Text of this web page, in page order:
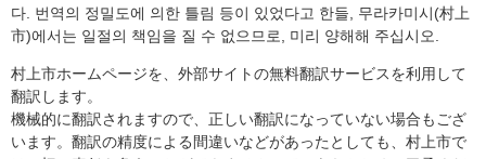
다. 번역의 정밀도에 의한 틀림 등이 있었다고 한들, 무라카미시(村上
市)에서는 일절의 책임을 질 수 없으므로, 미리 양해해 주십시오.
村上市ホームページを、外部サイトの無料翻訳サービスを利用して
翻訳します。
機械的に翻訳されますので、正しい翻訳になっていない場合もござ
います。翻訳の精度による間違いなどがあったとしても、村上市で